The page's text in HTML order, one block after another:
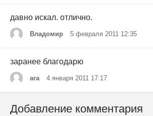
давно искал. отлично.
Владомир 5 февраля 2011 12:35
заранее благодарю
ara 4 января 2011 17:17
Добавление комментария